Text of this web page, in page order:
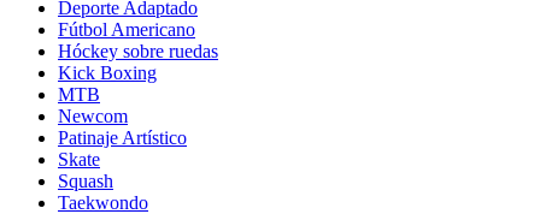
Deporte Adaptado
Fútbol Americano
Hóckey sobre ruedas
Kick Boxing
MTB
Newcom
Patinaje Artístico
Skate
Squash
Taekwondo